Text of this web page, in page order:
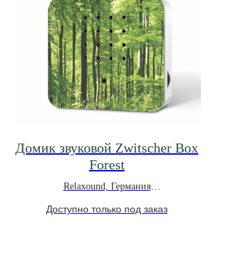
Домик звуковой Zwitscher Box
Forest
Relaxound, Германия